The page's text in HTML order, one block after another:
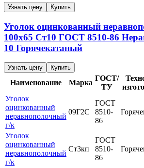
Узнать цену Купить
Уголок оцинкованный
100х65 Ст10 ГОСТ 8510-86
10 Горячекатаный
Узнать цену Купить
Наименование Марка
ГОСТ/
ТУ
Уголок
оцинкованный
неравнополочный
г/к
09Г2С
ГОСТ
8510-
86
Уголок
оцинкованный
неравнополочный
г/к
Ст3кп
ГОСТ
8510-
86